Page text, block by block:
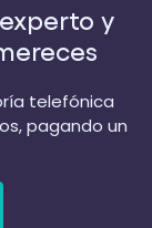
y
telefónica
pagando un